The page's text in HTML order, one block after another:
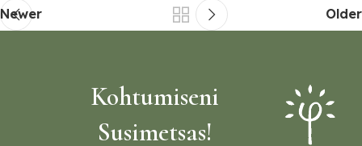
Newer Older
Kohtumiseni
Susimetsas!